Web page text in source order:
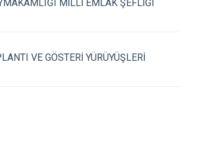
Turgutlu
Kurban
MİLLİ EMLAK ŞEFLİĞİ
VE GÖSTERİ YÜRÜYÜŞLERİ